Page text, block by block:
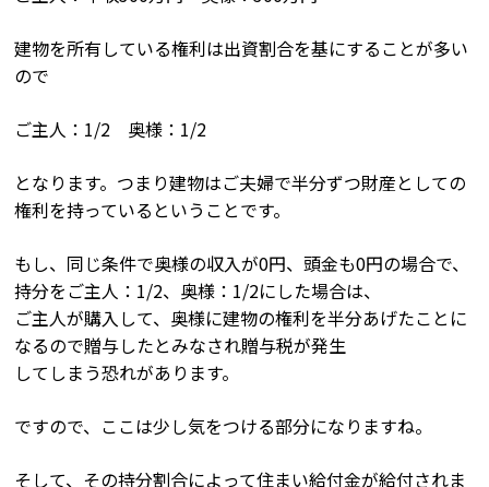
建物を所有している権利は出資割合を基にすることが多い
ので
ご主人：1/2 奥様：1/2
となります。つまり建物はご夫婦で半分ずつ財産としての
権利を持っているということです。
もし、同じ条件で奥様の収入が0円、頭金も0円の場合で、
持分をご主人：1/2、奥様：1/2にした場合は、
ご主人が購入して、奥様に建物の権利を半分あげたことに
なるので贈与したとみなされ贈与税が発生
してしまう恐れがあります。
ですので、ここは少し気をつける部分になりますね。
そして、その持分割合によって住まい給付金が給付されま